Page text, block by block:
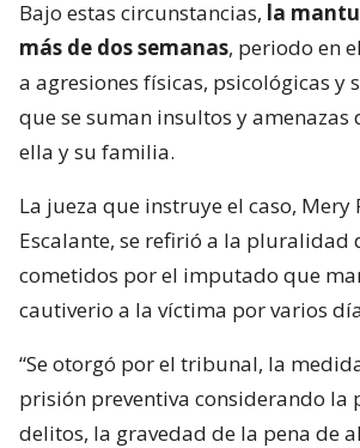
Bajo estas circunstancias, la
más de dos semanas, periodo en
a agresiones físicas, psicológicas y
que se suman insultos y amenazas
ella y su familia.
La jueza que instruye el caso, Mery
Escalante, se refirió a la pluralidad
cometidos por el imputado que
cautiverio a la víctima por varios
“Se otorgó por el tribunal, la
prisión preventiva considerando
delitos, la gravedad de la pena de